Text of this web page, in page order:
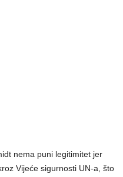
nema puni legitimitet jer
Vijeće sigurnosti UN-a, što